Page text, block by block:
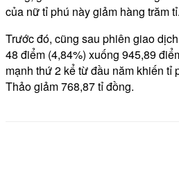
của nữ tỉ phú này giảm hàng trăm tỉ.
Trước đó, cũng sau phiên giao
48 điểm (4,84%) xuống 945,89
mạnh thứ 2 kể từ đầu năm khiến tỉ
Thảo giảm 768,87 tỉ đồng.